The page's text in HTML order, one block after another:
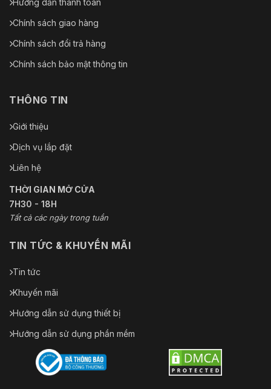
Chính sách giao hàng
Chính sách đổi trả hàng
Chính sách bảo mật thông tin
THÔNG TIN
Giới thiệu
Dịch vụ lắp đặt
Liên hệ
THỜI GIAN MỞ CỬA
7H30 - 18H
Tất cả các ngày trong tuần
TIN TỨC & KHUYẾN MÃI
Tin tức
Khuyến mãi
Hướng dẫn sử dụng thiết bị
Hướng dẫn sử dụng phần mềm